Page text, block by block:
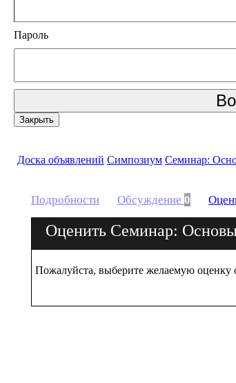
Пароль
Закрыть
Доска объявлений Симпозиум Семинар:
Подробности Обсуждение 0
Оценить Семинар:
Пожалуйста, выберите желаемую оценку